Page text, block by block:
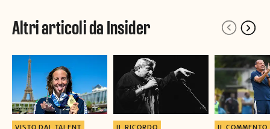
Altri articoli da Insider
VISTO DAL TALENT IL RICORDO IL COMMENTO